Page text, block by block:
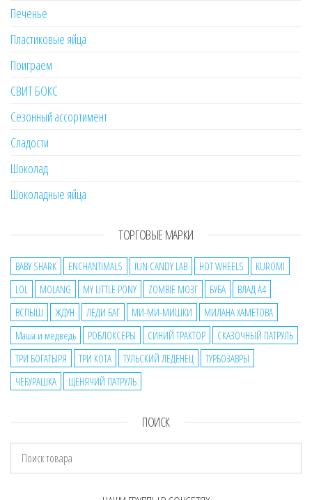
Печенье
Пластиковые яйца
Поиграем
СВИТ БОКС
Сезонный ассортимент
Сладости
Шоколад
Шоколадные яйца
ТОРГОВЫЕ МАРКИ
BABY SHARK ENCHANTIMALS fUN CANDY LAB HOT WHEELS
KUROMI
LOL
MOLANG MY LITTLE PONY ZOMBIE МОЗГ БУБА
ВЛАД А4
ВСПЫШ
ЖДУН ЛЕДИ БАГ МИ-МИ-МИШКИ
МИЛАНА ХАМЕТОВА
Маша и медведь
РОБЛОКСЕРЫ СИНИЙ ТРАКТОР
СКАЗОЧНЫЙ ПАТРУЛЬ
ТРИ БОГАТЫРЯ
ТРИ КОТА ТУЛЬСКИЙ ЛЕДЕНЕЦ
ТУРБОЗАВРЫ
ЧЕБУРАШКА
ЩЕНЯЧИЙ ПАТРУЛЬ
ПОИСК